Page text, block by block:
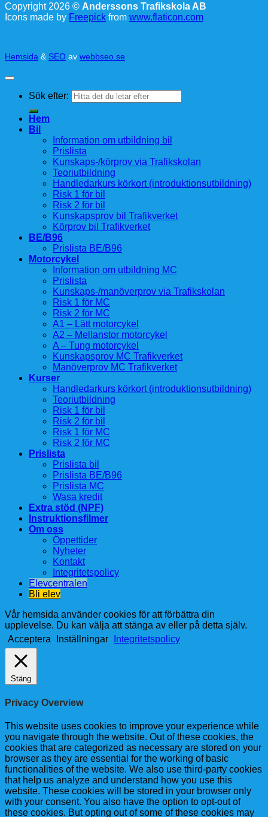
Copyright 2026 © Anderssons Trafikskola AB
Icons made by Freepick from www.flaticon.com
Hemsida & SEO av webbseo.se
Sök efter:
Hem
Bil
Information om utbildning bil
Prislista
Kunskaps-/körprov via Trafikskolan
Teoriutbildning
Handledarkurs körkort (introduktionsutbildning)
Risk 1 för bil
Risk 2 för bil
Kunskapsprov bil Trafikverket
Körprov bil Trafikverket
BE/B96
Prislista BE/B96
Motorcykel
Information om utbildning MC
Prislista
Kunskaps-/manöverprov via Trafikskolan
Risk 1 för MC
Risk 2 för MC
A1 – Lätt motorcykel
A2 – Mellanstor motorcykel
A – Tung motorcykel
Kunskapsprov MC Trafikverket
Manöverprov MC Trafikverket
Kurser
Handledarkurs körkort (introduktionsutbildning)
Teoriutbildning
Risk 1 för bil
Risk 2 för bil
Risk 1 för MC
Risk 2 för MC
Prislista
Prislista bil
Prislista BE/B96
Prislista MC
Wasa kredit
Extra stöd (NPF)
Instruktionsfilmer
Om oss
Öppettider
Nyheter
Kontakt
Integritetspolicy
Elevcentralen
Bli elev
Vår hemsida använder cookies för att förbättra din
upplevelse. Du kan välja att stänga av eller på detta själv.
Acceptera
Inställningar Integritetspolicy
Stäng
Privacy Overview
This website uses cookies to improve your experience while
you navigate through the website. Out of these cookies, the
cookies that are categorized as necessary are stored on your
browser as they are essential for the working of basic
functionalities of the website. We also use third-party cookies
that help us analyze and understand how you use this
website. These cookies will be stored in your browser only
with your consent. You also have the option to opt-out of
these cookies. But opting out of some of these cookies may